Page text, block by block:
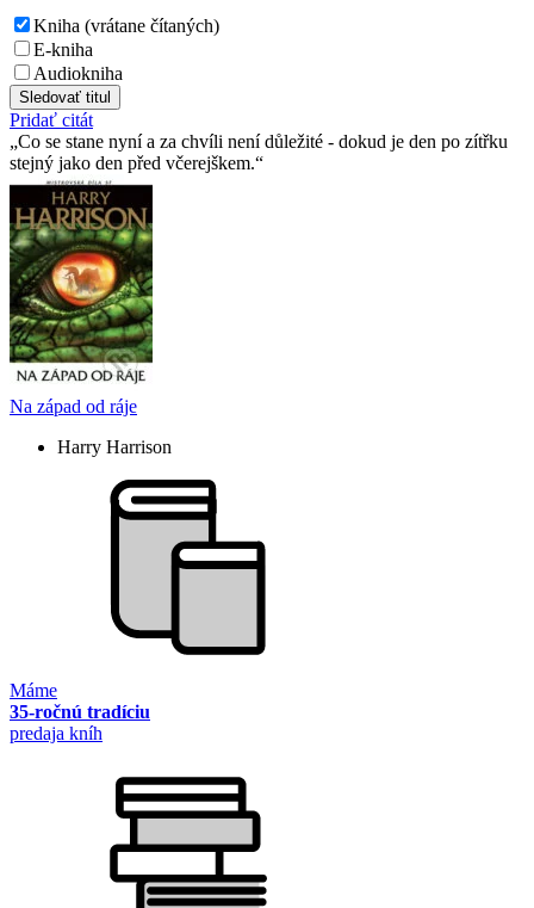
Kniha (vrátane čítaných)
E-kniha
Audiokniha
Sledovať titul
Pridať citát
Co se stane nyní a za chvíli není důležité - dokud je den po zítřku
stejný jako den před včerejškem.
Na západ od ráje
Harry Harrison
Máme
35-ročnú tradíciu
predaja kníh